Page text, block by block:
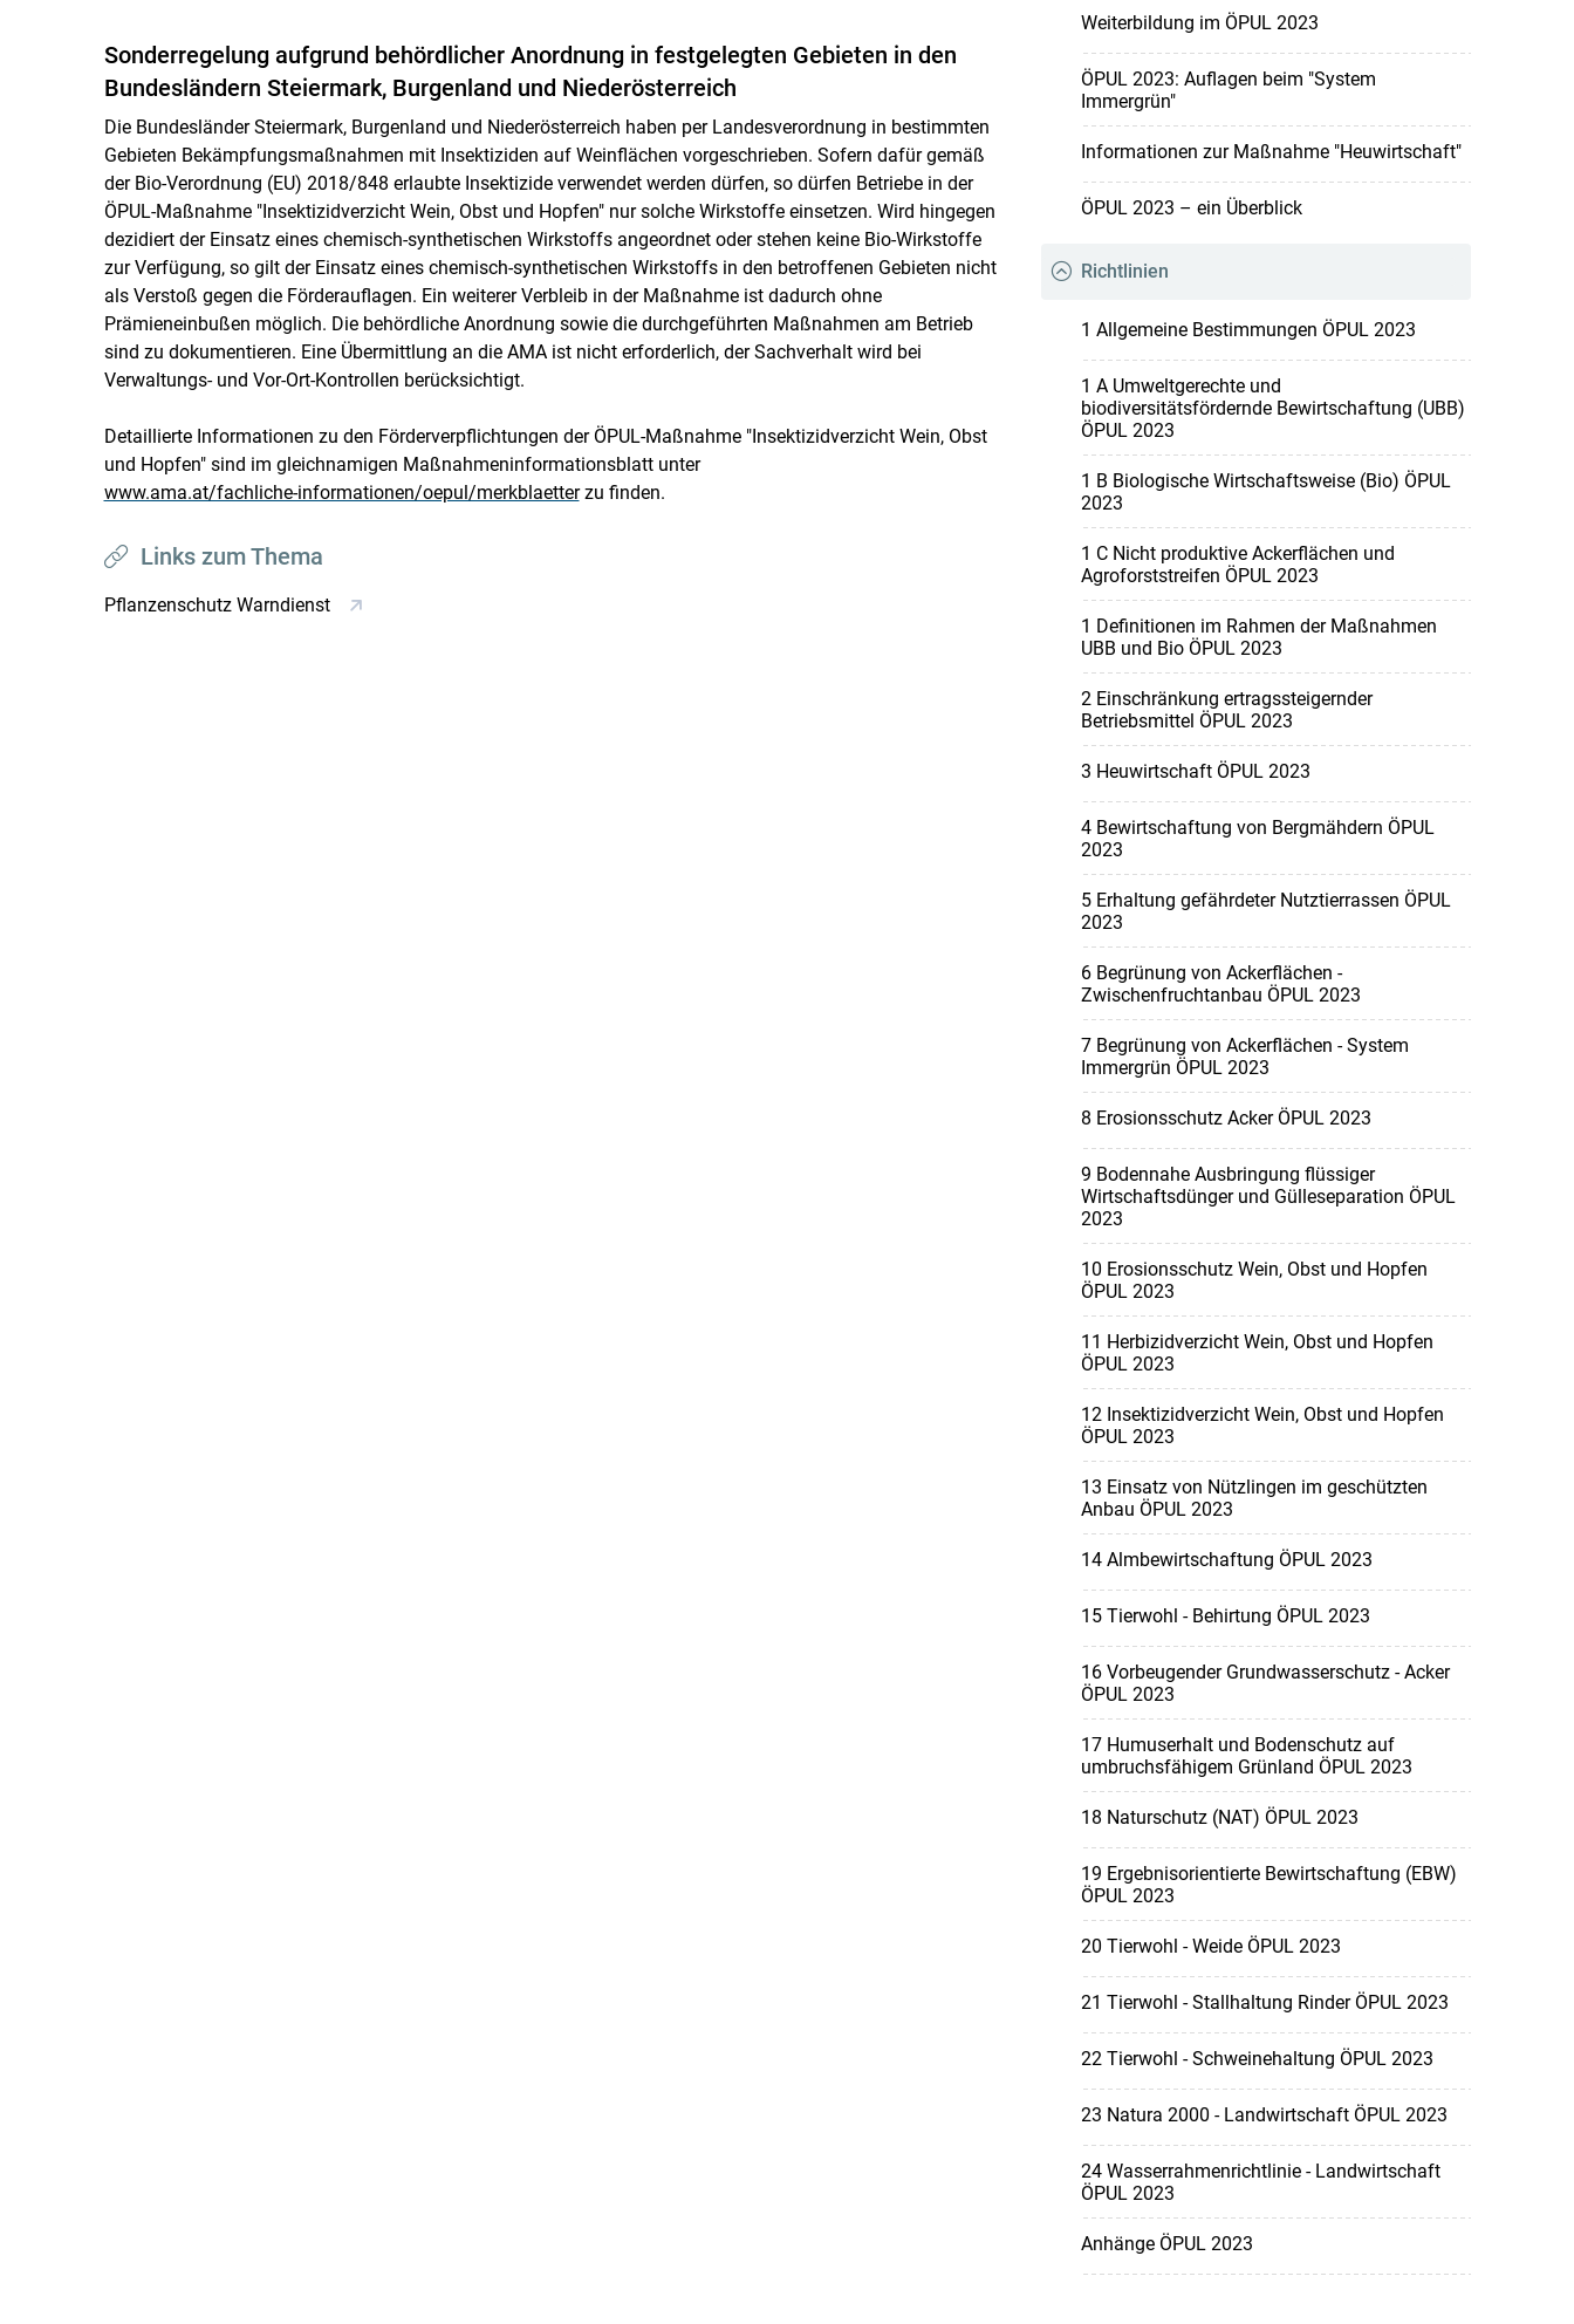
Sonderregelung aufgrund behördlicher Anordnung in festgelegten Gebieten in den
Bundesländern Steiermark, Burgenland und Niederösterreich
Die Bundesländer Steiermark, Burgenland und Niederösterreich haben per Landesverordnung in bestimmten
Gebieten Bekämpfungsmaßnahmen mit Insektiziden auf Weinflächen vorgeschrieben. Sofern dafür gemäß
der Bio-Verordnung (EU) 2018/848 erlaubte Insektizide verwendet werden dürfen, so dürfen Betriebe in der
ÖPUL-Maßnahme "Insektizidverzicht Wein, Obst und Hopfen" nur solche Wirkstoffe einsetzen. Wird hingegen
dezidiert der Einsatz eines chemisch-synthetischen Wirkstoffs angeordnet oder stehen keine Bio-Wirkstoffe
zur Verfügung, so gilt der Einsatz eines chemisch-synthetischen Wirkstoffs in den betroffenen Gebieten nicht
als Verstoß gegen die Förderauflagen. Ein weiterer Verbleib in der Maßnahme ist dadurch ohne
Prämieneinbußen möglich. Die behördliche Anordnung sowie die durchgeführten Maßnahmen am Betrieb
sind zu dokumentieren. Eine Übermittlung an die AMA ist nicht erforderlich, der Sachverhalt wird bei
Verwaltungs- und Vor-Ort-Kontrollen berücksichtigt.
Detaillierte Informationen zu den Förderverpflichtungen der ÖPUL-Maßnahme "Insektizidverzicht Wein, Obst
und Hopfen" sind im gleichnamigen Maßnahmeninformationsblatt unter
www.ama.at/fachliche-informationen/oepul/merkblaetterzu finden.
Links zum Thema
Pflanzenschutz Warndienst
Weiterbildung im ÖPUL 2023
ÖPUL 2023: Auflagen beim "System
Immergrün"
Informationen zur Maßnahme "Heuwirtschaft"
ÖPUL 2023 – ein Überblick
Richtlinien
1 Allgemeine Bestimmungen ÖPUL 2023
1 A Umweltgerechte und
biodiversitätsfördernde Bewirtschaftung (UBB)
ÖPUL 2023
1 B Biologische Wirtschaftsweise (Bio) ÖPUL
2023
1 C Nicht produktive Ackerflächen und
Agroforststreifen ÖPUL 2023
1 Definitionen im Rahmen der Maßnahmen
UBB und Bio ÖPUL 2023
2 Einschränkung ertragssteigernder
Betriebsmittel ÖPUL 2023
3 Heuwirtschaft ÖPUL 2023
4 Bewirtschaftung von Bergmähdern ÖPUL
2023
5 Erhaltung gefährdeter Nutztierrassen ÖPUL
2023
6 Begrünung von Ackerflächen -
Zwischenfruchtanbau ÖPUL 2023
7 Begrünung von Ackerflächen - System
Immergrün ÖPUL 2023
8 Erosionsschutz Acker ÖPUL 2023
9 Bodennahe Ausbringung flüssiger
Wirtschaftsdünger und Gülleseparation ÖPUL
2023
10 Erosionsschutz Wein, Obst und Hopfen
ÖPUL 2023
11 Herbizidverzicht Wein, Obst und Hopfen
ÖPUL 2023
12 Insektizidverzicht Wein, Obst und Hopfen
ÖPUL 2023
13 Einsatz von Nützlingen im geschützten
Anbau ÖPUL 2023
14 Almbewirtschaftung ÖPUL 2023
15 Tierwohl - Behirtung ÖPUL 2023
16 Vorbeugender Grundwasserschutz - Acker
ÖPUL 2023
17 Humuserhalt und Bodenschutz auf
umbruchsfähigem Grünland ÖPUL 2023
18 Naturschutz (NAT) ÖPUL 2023
19 Ergebnisorientierte Bewirtschaftung (EBW)
ÖPUL 2023
20 Tierwohl - Weide ÖPUL 2023
21 Tierwohl - Stallhaltung Rinder ÖPUL 2023
22 Tierwohl - Schweinehaltung ÖPUL 2023
23 Natura 2000 - Landwirtschaft ÖPUL 2023
24 Wasserrahmenrichtlinie - Landwirtschaft
ÖPUL 2023
Anhänge ÖPUL 2023